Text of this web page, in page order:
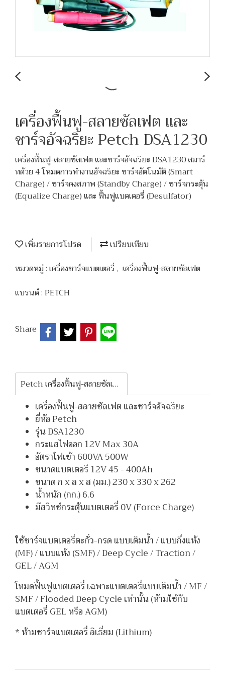
เครื่องฟื้นฟู-สลายซัลเฟต และ
ชาร์จอัจฉริยะ Petch DSA1230
เครื่องฟื้นฟู-สลายซัลเฟต และชาร์จอัจฉริยะ DSA1230 สมาร์
ทด้วย 4 โหมดการทำงานอัจฉริยะ ชาร์จอัตโนมัติ (Smart
Charge) / ชาร์จคงสภาพ (Standby Charge) / ชาร์จกระตุ้น
(Equalize Charge) และ ฟื้นฟูแบตเตอรี่ (Desulfator)
เพิ่มรายการโปรด
เปรียบเทียบ
หมวดหมู่ :เครื่องชาร์จแบตเตอรี่, เครื่องฟื้นฟู-สลายซัลเฟต
แบรนด์ :PETCH
Share
Petch เครื่องฟื้นฟู-สลายซัลเฟต และชาร์จอัจฉริยะ DSA1230
เครื่องฟื้นฟู-สลายซัลเฟต และชาร์จอัจฉริยะ
ยี่ห้อ Petch
รุ่น DSA1230
กระแสไฟออก 12V Max 30A
อัตราไฟเข้า 600VA 500W
ขนาดแบตเตอรี 12V 45 - 400Ah
ขนาด ก x ล x ส (มม.) 230 x 330 x 262
น้ำหนัก (กก.) 6.6
มีสวิทซ์กระตุ้นแบตเตอรี่ 0V (Force Charge)
ใช้ชาร์จแบตเตอรี่ตะกั่ว-กรด แบบเติมน้ำ / แบบกึ่งแห้ง
(MF) / แบบแห้ง (SMF) / Deep Cycle / Traction /
GEL / AGM
โหมดฟื้นฟูแบตเตอรี่ เฉพาะแบตเตอรี่แบบเติมน้ำ / MF /
SMF / Flooded Deep Cycle เท่านั้น (ห้ามใช้กับ
แบตเตอรี่ GEL หรือ AGM)
* ห้ามชาร์จแบตเตอรี่ ลิเธี่ยม (Lithium)